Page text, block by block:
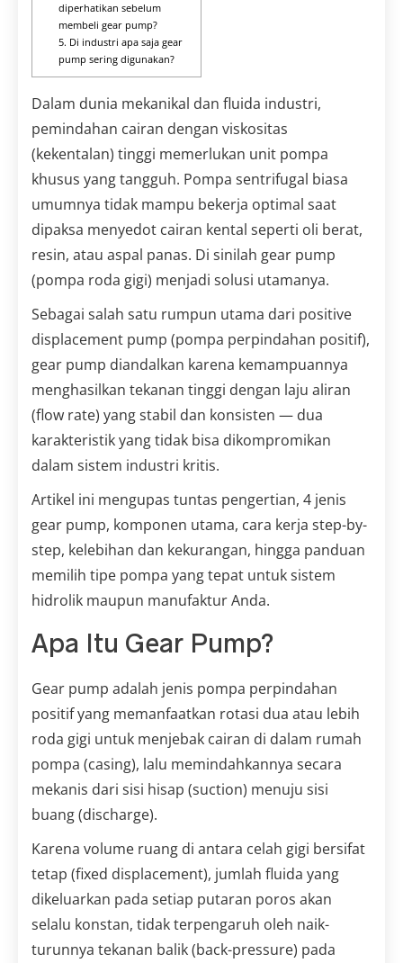
diperhatikan sebelum
membeli gear pump?
5. Di industri apa saja gear
pump sering digunakan?
Dalam dunia mekanikal dan fluida industri,
pemindahan cairan dengan viskositas
(kekentalan) tinggi memerlukan unit pompa
khusus yang tangguh. Pompa sentrifugal biasa
umumnya tidak mampu bekerja optimal saat
dipaksa menyedot cairan kental seperti oli berat,
resin, atau aspal panas. Di sinilah gear pump
(pompa roda gigi) menjadi solusi utamanya.
Sebagai salah satu rumpun utama dari positive
displacement pump (pompa perpindahan positif),
gear pump diandalkan karena kemampuannya
menghasilkan tekanan tinggi dengan laju aliran
(flow rate) yang stabil dan konsisten — dua
karakteristik yang tidak bisa dikompromikan
dalam sistem industri kritis.
Artikel ini mengupas tuntas pengertian, 4 jenis
gear pump, komponen utama, cara kerja step-by-
step, kelebihan dan kekurangan, hingga panduan
memilih tipe pompa yang tepat untuk sistem
hidrolik maupun manufaktur Anda.
Apa Itu Gear Pump?
Gear pump adalah jenis pompa perpindahan
positif yang memanfaatkan rotasi dua atau lebih
roda gigi untuk menjebak cairan di dalam rumah
pompa (casing), lalu memindahkannya secara
mekanis dari sisi hisap (suction) menuju sisi
buang (discharge).
Karena volume ruang di antara celah gigi bersifat
tetap (fixed displacement), jumlah fluida yang
dikeluarkan pada setiap putaran poros akan
selalu konstan, tidak terpengaruh oleh naik-
turunnya tekanan balik (back-pressure) pada